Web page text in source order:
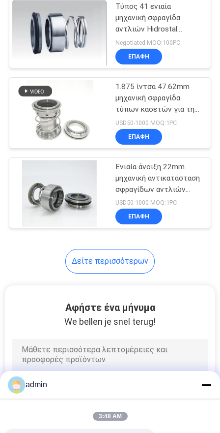
μηχανική σφραγίδα
φυσητήρων
μετάλλων
Σφραγίδες
φυσητήρων PTFE
35
σφραγίδες
Σφραγίδα αντλιών
APV
Τύπος 41 ενιαία
μηχανική σφραγίδα
αντλιών Hidrostal
σφραγίδων αντλιών
μηχανική
Negotiated MOQ:100PC
ΕΠΑΦΉ
1.875 ίντσα 47.62mm
μηχανική σφραγίδα
τύπων κασετών για την
αντλία Gorman Rupp
USD50-1000 MOQ:1PC
ΕΠΑΦΉ
Ενιαία άνοιξη 22mm
μηχανική αντικατάσταση
σφραγίδων αντλιών
Fristam σφραγίδων
αντλιών
USD50-1000 MOQ:1PC
ΕΠΑΦΉ
Δείτε περισσότερων
Αφήστε ένα μήνυμα
We bellen je snel terug!
admin
3:48 AM